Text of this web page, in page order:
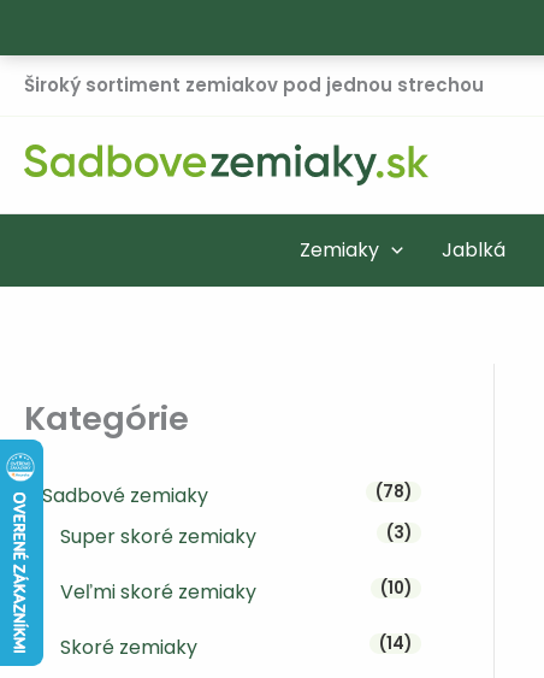
Preskočiť
Široký sortiment zemiakov pod jednou strechou
Zemiaky Jablká
Kategórie
Sadbové zemiaky 7878 produktov
Super skoré zemiaky 33 produkty
Veľmi skoré zemiaky 1010 produktov
Skoré zemiaky 1414 produktov